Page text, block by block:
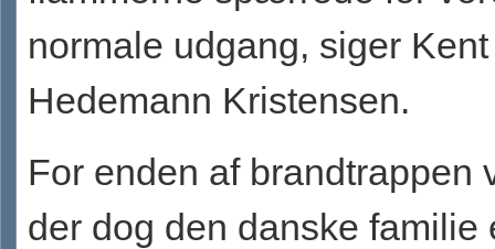
normale udgang, siger Kent
Hedemann Kristensen.
For enden af brandtrappen
der dog den danske familie